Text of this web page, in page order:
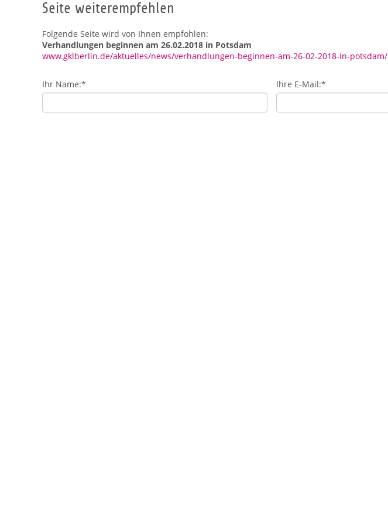
Seite weiterempfehlen
Folgende Seite wird von Ihnen empfohlen:
Verhandlungen beginnen am 26.02.2018 in Potsdam
www.gklberlin.de/aktuelles/news/verhandlungen-beginnen-am-26-02-2018-in-potsdam/
Ihr Name:* Ihre E-Mail:*